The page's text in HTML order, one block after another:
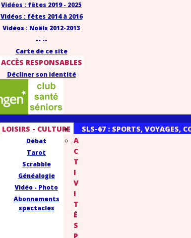
Vidéos : fêtes 2019 - 2025
Vidéos : fêtes 2014 à 2016
Vidéos : Noëls 2012-2013
-- --
Carte de ce site
ACCÈS RESPONSABLES
Décliner son identité
LOISIRS - CULTURE
Débat
Tarot
Scrabble
Généalogie
Vidéo - Photo
Abonnements
spectacles
SLS-67 : SPORTS, VOYAGES,
A
C
T
I
V
I
T
É
S
P